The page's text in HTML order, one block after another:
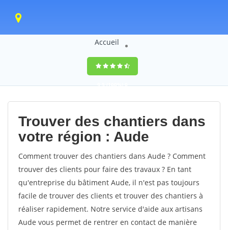
Accueil
9,5(100%)0
votes
Trouver des chantiers dans
votre région : Aude
Comment trouver des chantiers dans Aude ? Comment
trouver des clients pour faire des travaux ? En tant
qu'entreprise du bâtiment Aude, il n'est pas toujours
facile de trouver des clients et trouver des chantiers à
réaliser rapidement. Notre service d'aide aux artisans
Aude vous permet de rentrer en contact de manière